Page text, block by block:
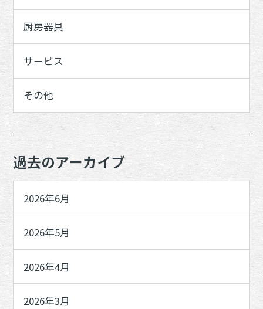
厨房器具
サービス
その他
過去のアーカイブ
2026年6月
2026年5月
2026年4月
2026年3月